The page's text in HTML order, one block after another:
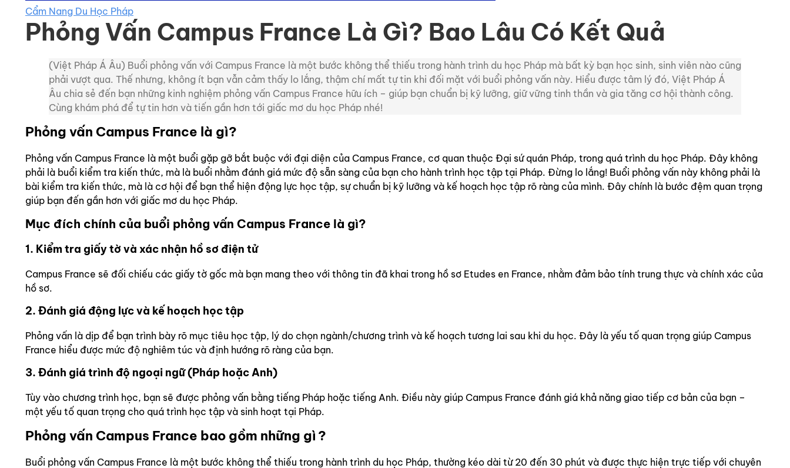
Cẩm Nang Du Học Pháp
Phỏng Vấn Campus France Là Gì? Bao Lâu Có Kết Quả
(Việt Pháp Á Âu) Buổi phỏng vấn với Campus France là một bước không thể thiếu trong hành trình du học Pháp mà bất kỳ bạn học sinh, sinh viên nào cũng
phải vượt qua. Thế nhưng, không ít bạn vẫn cảm thấy lo lắng, thậm chí mất tự tin khi đối mặt với buổi phỏng vấn này. Hiểu được tâm lý đó, Việt Pháp Á
Âu chia sẻ đến bạn những kinh nghiệm phỏng vấn Campus France hữu ích – giúp bạn chuẩn bị kỹ lưỡng, giữ vững tinh thần và gia tăng cơ hội thành công.
Cùng khám phá để tự tin hơn và tiến gần hơn tới giấc mơ du học Pháp nhé!
Phỏng vấn Campus France là gì?
Phỏng vấn Campus France là một buổi gặp gỡ bắt buộc với đại diện của Campus France, cơ quan thuộc Đại sứ quán Pháp, trong quá trình du học Pháp. Đây không
phải là buổi kiểm tra kiến thức, mà là buổi nhằm đánh giá mức độ sẵn sàng của bạn cho hành trình học tập tại Pháp. Đừng lo lắng! Buổi phỏng vấn này không phải là
bài kiểm tra kiến thức, mà là cơ hội để bạn thể hiện động lực học tập, sự chuẩn bị kỹ lưỡng và kế hoạch học tập rõ ràng của mình. Đây chính là bước đệm quan trọng
giúp bạn đến gần hơn với giấc mơ du học Pháp.
Mục đích chính của buổi phỏng vấn Campus France là gì?
1. Kiểm tra giấy tờ và xác nhận hồ sơ điện tử
Campus France sẽ đối chiếu các giấy tờ gốc mà bạn mang theo với thông tin đã khai trong hồ sơ Etudes en France, nhằm đảm bảo tính trung thực và chính xác của
hồ sơ.
2. Đánh giá động lực và kế hoạch học tập
Phỏng vấn là dịp để bạn trình bày rõ mục tiêu học tập, lý do chọn ngành/chương trình và kế hoạch tương lai sau khi du học. Đây là yếu tố quan trọng giúp Campus
France hiểu được mức độ nghiêm túc và định hướng rõ ràng của bạn.
3. Đánh giá trình độ ngoại ngữ (Pháp hoặc Anh)
Tùy vào chương trình học, bạn sẽ được phỏng vấn bằng tiếng Pháp hoặc tiếng Anh. Điều này giúp Campus France đánh giá khả năng giao tiếp cơ bản của bạn –
một yếu tố quan trọng cho quá trình học tập và sinh hoạt tại Pháp.
Phỏng vấn Campus France bao gồm những gì ?
Buổi phỏng vấn Campus France là một bước không thể thiếu trong hành trình du học Pháp, thường kéo dài từ 20 đến 30 phút và được thực hiện trực tiếp với chuyên